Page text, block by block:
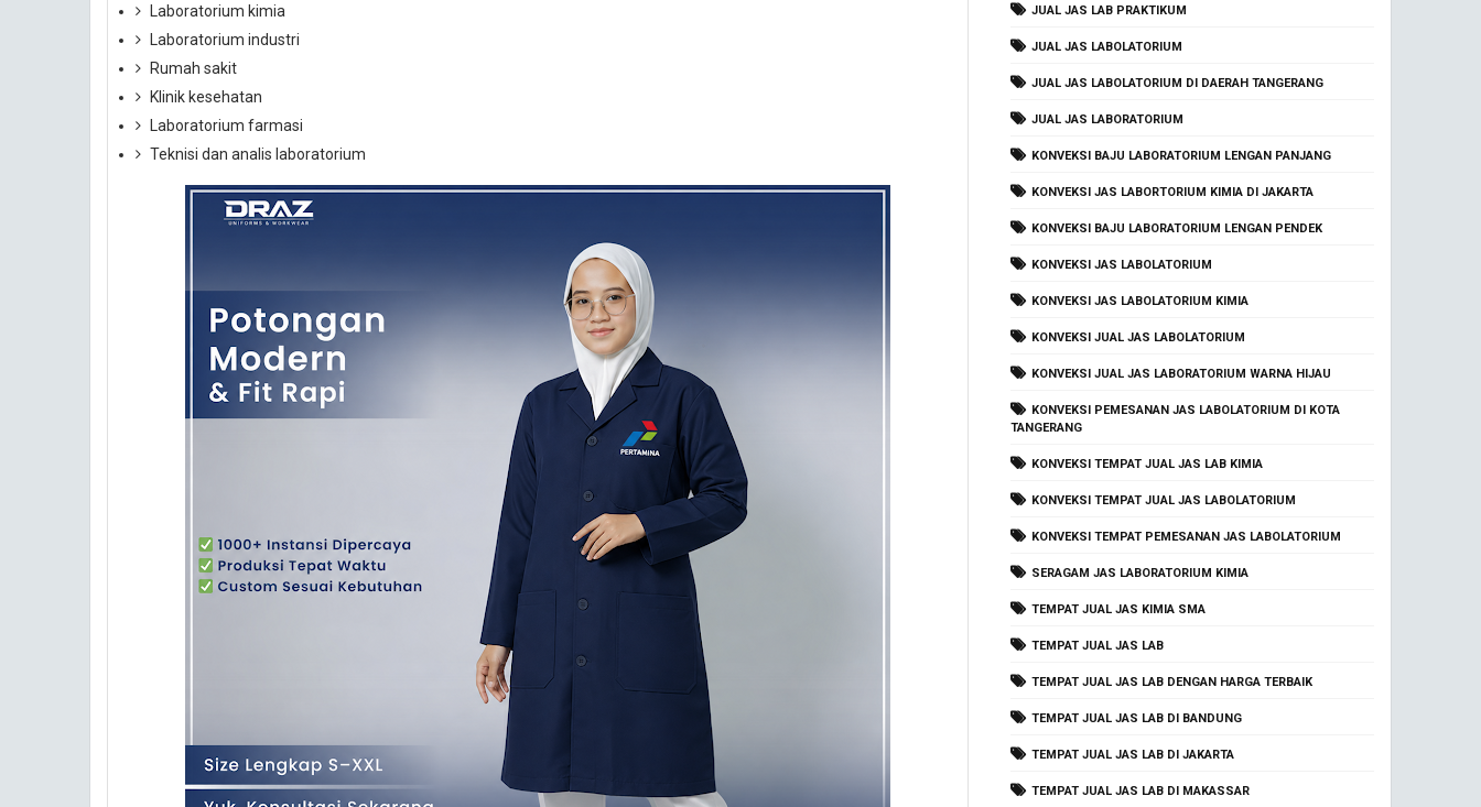
Laboratorium kimia
Laboratorium industri
Rumah sakit
Klinik kesehatan
Laboratorium farmasi
Teknisi dan analis laboratorium
JUAL JAS LAB PRAKTIKUM
JUAL JAS LABOLATORIUM
JUAL JAS LABOLATORIUM DI DAERAH TANGERANG
JUAL JAS LABORATORIUM
KONVEKSI BAJU LABORATORIUM LENGAN PANJANG
KONVEKSI JAS LABORTORIUM KIMIA DI JAKARTA
KONVEKSI BAJU LABORATORIUM LENGAN PENDEK
KONVEKSI JAS LABOLATORIUM
KONVEKSI JAS LABOLATORIUM KIMIA
KONVEKSI JUAL JAS LABOLATORIUM
KONVEKSI JUAL JAS LABORATORIUM WARNA HIJAU
KONVEKSI PEMESANAN JAS LABOLATORIUM DI KOTA
TANGERANG
KONVEKSI TEMPAT JUAL JAS LAB KIMIA
KONVEKSI TEMPAT JUAL JAS LABOLATORIUM
KONVEKSI TEMPAT PEMESANAN JAS LABOLATORIUM
SERAGAM JAS LABORATORIUM KIMIA
TEMPAT JUAL JAS KIMIA SMA
TEMPAT JUAL JAS LAB
TEMPAT JUAL JAS LAB DENGAN HARGA TERBAIK
TEMPAT JUAL JAS LAB DI BANDUNG
TEMPAT JUAL JAS LAB DI JAKARTA
TEMPAT JUAL JAS LAB DI MAKASSAR